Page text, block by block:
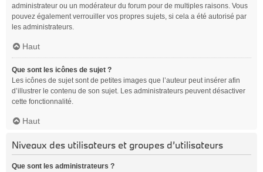
administrateur ou un modérateur du forum pour de multiples raisons. Vous
pouvez également verrouiller vos propres sujets, si cela a été autorisé par
les administrateurs.
Haut
Que sont les icônes de sujet ?
Les icônes de sujet sont de petites images que l’auteur peut insérer afin
d’illustrer le contenu de son sujet. Les administrateurs peuvent désactiver
cette fonctionnalité.
Haut
Niveaux des utilisateurs et groupes d’utilisateurs
Que sont les administrateurs ?